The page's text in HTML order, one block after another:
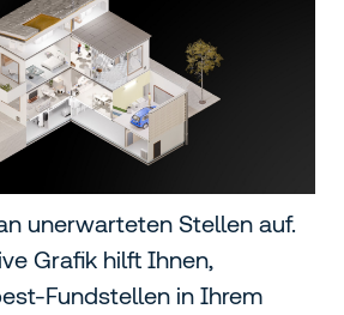
unerwarteten Stellen auf.
Grafik hilft Ihnen,
Fundstellen in Ihrem